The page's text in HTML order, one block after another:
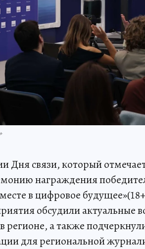
Дня связи, который
награждения
в цифровое
обсудили актуальные
регионе, а также
для региональной